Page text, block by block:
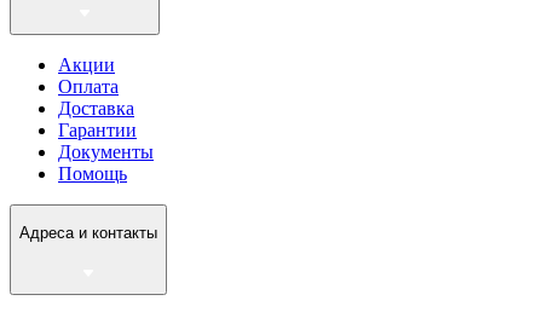
Акции
Оплата
Доставка
Гарантии
Документы
Помощь
Адреса и контакты